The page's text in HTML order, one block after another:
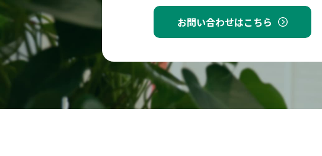
お問い合わせはこちら